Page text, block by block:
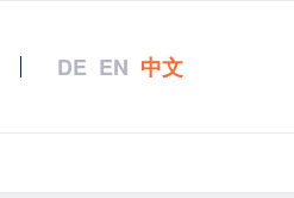
| DE EN 中文